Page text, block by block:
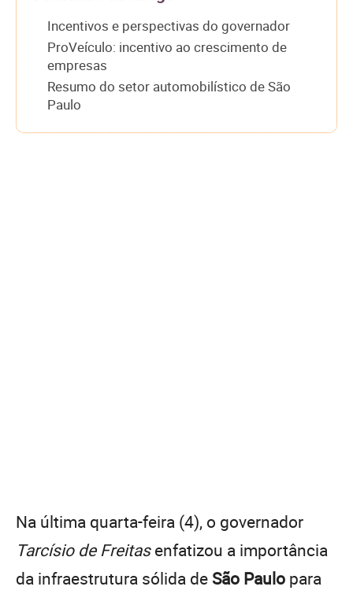
Incentivos e perspectivas do governador
ProVeículo: incentivo ao crescimento de
empresas
Resumo do setor automobilístico de São
Paulo
Na última quarta-feira (4), o governador
Tarcísio de Freitasenfatizou a importância
da infraestrutura sólida de São Paulo para